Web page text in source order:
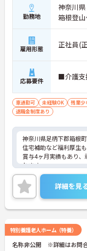
勤務地
神奈川
箱根登
雇用形態 正社員(
応募要件 ■介護支
車通勤可 未経験OK 残業少
退職金制度あり
神奈川県足柄下郡箱根
住宅補助など福利厚生も
賞与4ヶ月実績もあり、
れます。
ご興味ある方には、面
詳細をお話しいたしま
い！
詳細を見
特別養護老人ホーム（特養）
名称非公開 ※詳細はお問